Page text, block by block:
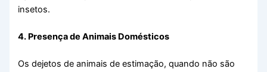
insetos.
4. Presença de Animais Domésticos
Os dejetos de animais de estimação, quando não são